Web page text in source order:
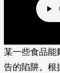
某一些食品能
告的陷阱。根